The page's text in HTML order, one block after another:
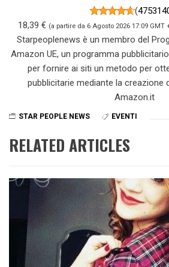
(
18,39 € (a partire da 6 Agosto 2026 17:09 GMT
Starpeoplenews è un membro del
Amazon UE, un programma
per fornire ai siti un metodo per
pubblicitarie mediante la creazione
Amazon.it
STAR PEOPLE NEWS EVENTI
RELATED ARTICLES